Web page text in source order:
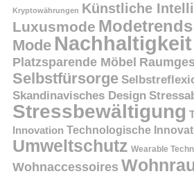
Kryptowährungen Künstliche
Luxusmode Modetrends
Mode Nachhaltigkeit
Platzsparende Möbel
Selbstfürsorge
Skandinavisches Design
Stressbewältigung
Innovation Technologische
Umweltschutz Wearable
Wohnaccessoires